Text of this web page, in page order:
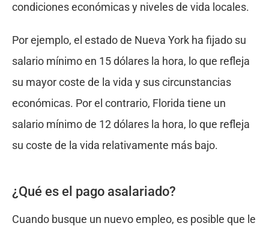
condiciones económicas y niveles de vida locales.
Por ejemplo, el estado de Nueva York ha fijado su
salario mínimo en 15 dólares la hora, lo que refleja
su mayor coste de la vida y sus circunstancias
económicas. Por el contrario, Florida tiene un
salario mínimo de 12 dólares la hora, lo que refleja
su coste de la vida relativamente más bajo.
¿Qué es el pago asalariado?
Cuando busque un nuevo empleo, es posible que le